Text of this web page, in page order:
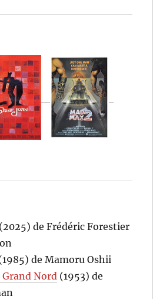
(2025) de Frédéric Forestier
de Mamoru Oshii
Nord (1953) de